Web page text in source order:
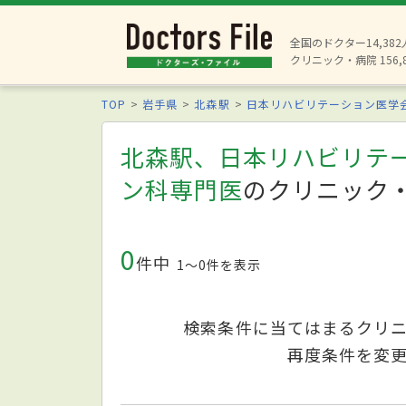
全国のドクター14,382
クリニック・病院
TOP 岩手県 北森駅 日本リハビリテーション医
北森駅、日本リハビリテ
ン科専門医のクリニック
0件中 1〜0件を表示
検索条件に当てはまるクリ
再度条件を変